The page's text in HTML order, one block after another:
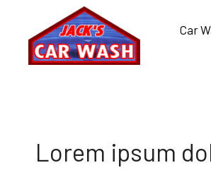
// WordPress session analytics
Car
Lorem ipsum